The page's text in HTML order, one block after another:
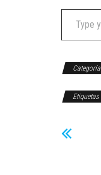
Type your email…
Categoría
Etiquetas